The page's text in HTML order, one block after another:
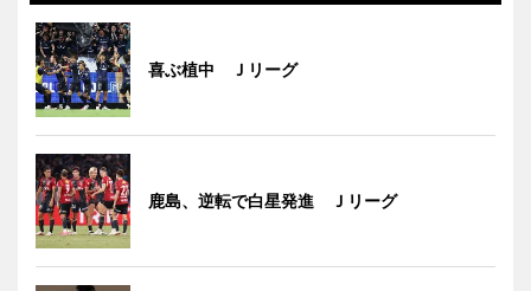
喜ぶ植中 Ｊリーグ
鹿島、逆転で白星発進 Ｊリーグ